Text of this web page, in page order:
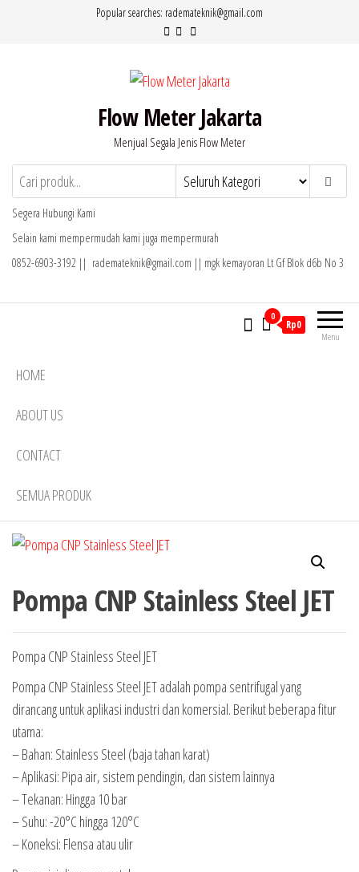
Popular searches: rademateknik@gmail.com
Flow Meter Jakarta
Menjual Segala Jenis Flow Meter
Segera Hubungi Kami
Selain kami mempermudah kami juga mempermurah
0852-6903-3192 || rademateknik@gmail.com || mgk kemayoran Lt Gf Blok d6b No 3
Menu
0
Rp0
HOME
ABOUT US
CONTACT
SEMUA PRODUK
Pompa CNP Stainless Steel JET
Pompa CNP Stainless Steel JET
Pompa CNP Stainless Steel JET adalah pompa sentrifugal yang
dirancang untuk aplikasi industri dan komersial. Berikut beberapa fitur
utama:
– Bahan: Stainless Steel (baja tahan karat)
– Aplikasi: Pipa air, sistem pendingin, dan sistem lainnya
– Tekanan: Hingga 10 bar
– Suhu: -20°C hingga 120°C
– Koneksi: Flensa atau ulir